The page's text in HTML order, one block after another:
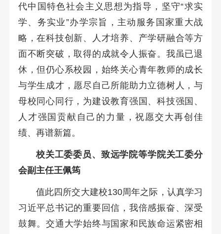
代中国特色社会主义思想为指导，坚守“求实
学、务实业”办学宗旨，主动服务国家重大战
略，在科技创新、人才培养、产学研融合等方
面不断突破，取得的成就令人振奋。我虽已退
休，但仍心系校园，始终关心青年教师的成长
与学生成才，愿尽自己所能助力立德树人，与
母校同心同行，为建设教育强国、科技强国、
人才强国贡献自己的力量，祝愿交大再创佳
绩、再谱新篇。
校关工委委员、致远学院等学院关工委分
会副主任王佩筠
值此四所交大建校130周年之际，认真学习
习近平总书记的重要回信，我倍感振奋、深受
鼓舞。交通大学始终与国家和民族命运紧密相